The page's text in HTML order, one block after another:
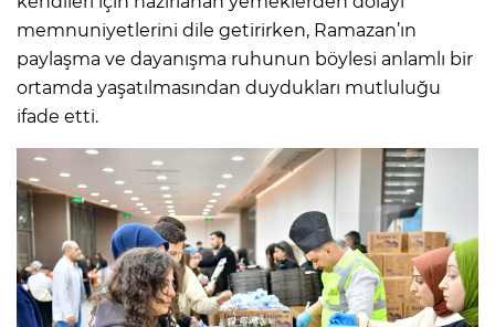
memnuniyetlerini dile getirirken, Ramazan’ın
paylaşma ve dayanışma ruhunun böylesi anlamlı bir
ortamda yaşatılmasından duydukları mutluluğu
ifade etti.